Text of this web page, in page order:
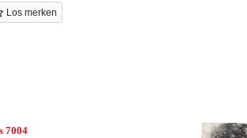
Los merken
7004